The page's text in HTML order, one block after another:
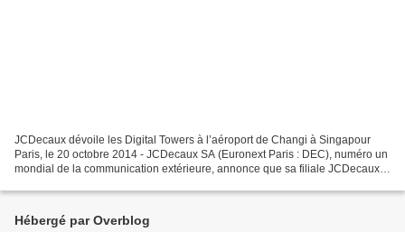
JCDecaux dévoile les Digital Towers à l’aéroport de Changi à Singapour
Paris, le 20 octobre 2014 - JCDecaux SA (Euronext Paris : DEC), numéro un
mondial de la communication extérieure, annonce que sa filiale JCDecaux
Hébergé par Overblog